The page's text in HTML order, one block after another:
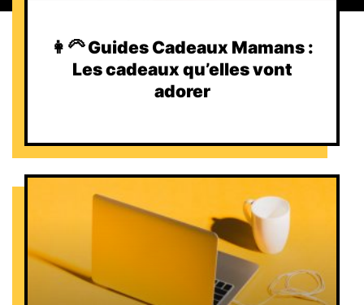
👩‍🦳 Guides Cadeaux Mamans :
Les cadeaux qu’elles vont
adorer